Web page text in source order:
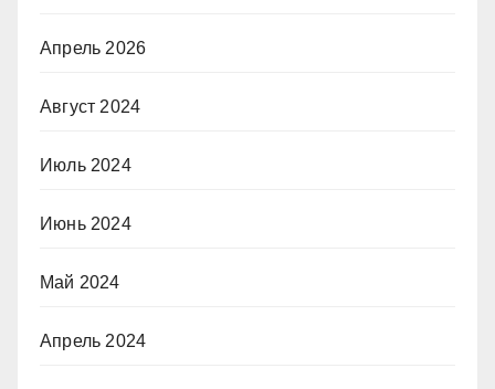
Апрель 2026
Август 2024
Июль 2024
Июнь 2024
Май 2024
Апрель 2024